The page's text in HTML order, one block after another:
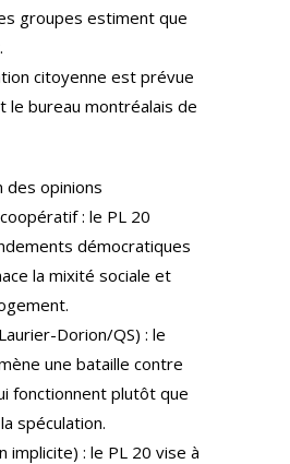
groupes estiment que
citoyenne est prévue
le bureau montréalais de
des opinions
: le PL 20
démocratiques
la mixité sociale et
Dorion/QS) : le
une bataille contre
fonctionnent plutôt que
spéculation.
implicite) : le PL 20 vise à